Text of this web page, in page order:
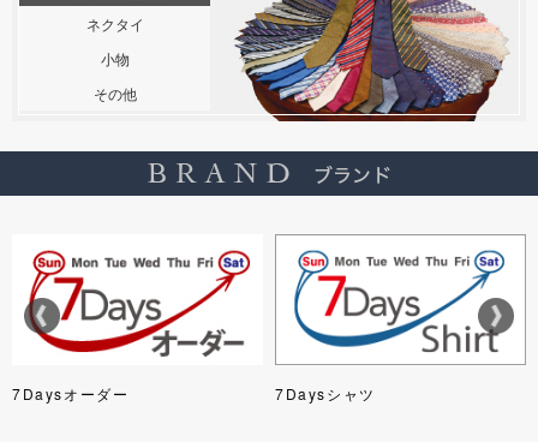
ネクタイ
小物
その他
7Daysオーダー 7Daysシャツ